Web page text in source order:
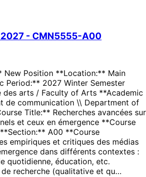
- CMN5555-A00
New Position **Location:** Main
Period:** 2027 Winter Semester
des arts / Faculty of Arts **Academic
de communication \\ Department of
Title:** Recherches avancées sur
et ceux en émergence **Course
A00 **Course
empiriques et critiques des médias
dans différents contextes :
quotidienne, éducation, etc.
recherche (qualitative et qu…